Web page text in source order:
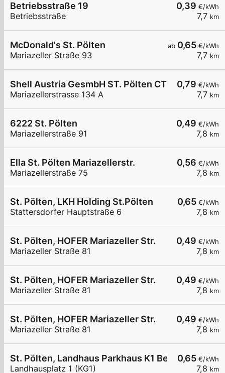
0,39 €/kWh
7,7 km
Betriebsstraße 19
Betriebsstraße
ab 0,65 €/kWh
7,7 km
McDonald's St. Pölten
Mariazeller Straße 93
0,79 €/kWh
7,7 km
Shell Austria GesmbH ST. Pölten CTX
Mariazellerstrasse 134 A
0,49 €/kWh
7,8 km
6222 St. Pölten
Mariazellerstraße 91
0,56 €/kWh
7,8 km
Ella St. Pölten Mariazellerstr.
Mariazellerstraße 75
0,65 €/kWh
7,8 km
St. Pölten, LKH Holding St.Pölten
Stattersdorfer Hauptstraße 6
0,49 €/kWh
7,8 km
St. Pölten, HOFER Mariazeller Str.
Mariazeller Straße 81
0,49 €/kWh
7,8 km
St. Pölten, HOFER Mariazeller Str.
Mariazeller Straße 81
0,49 €/kWh
7,8 km
St. Pölten, HOFER Mariazeller Str.
Mariazeller Straße 81
0,65 €/kWh
7,8 km
St. Pölten, Landhaus Parkhaus K1 Besucher
Landhausplatz 1 (KG1)